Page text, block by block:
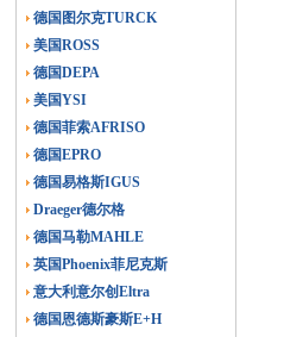
德国图尔克TURCK
美国ROSS
德国DEPA
美国YSI
德国菲索AFRISO
德国EPRO
德国易格斯IGUS
Draeger德尔格
德国马勒MAHLE
英国Phoenix菲尼克斯
意大利意尔创Eltra
德国恩德斯豪斯E+H